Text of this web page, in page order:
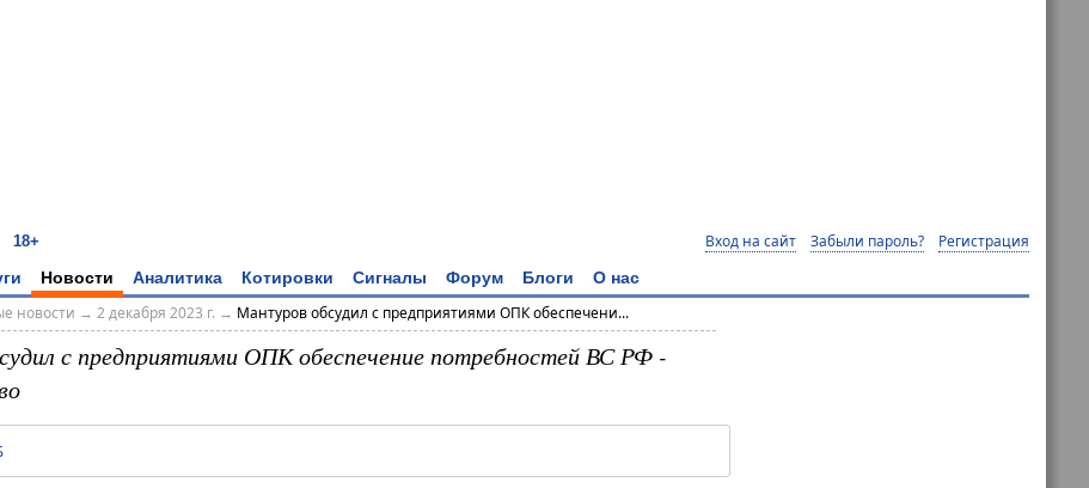
18+ Вход на сайт Забыли пароль? Регистрация
Новости Аналитика Котировки Сигналы Форум Блоги О нас
новости → 2 декабря 2023 г. → Мантуров обсудил с предприятиями ОПК обеспечени...
с предприятиями ОПК обеспечение потребностей ВС РФ -